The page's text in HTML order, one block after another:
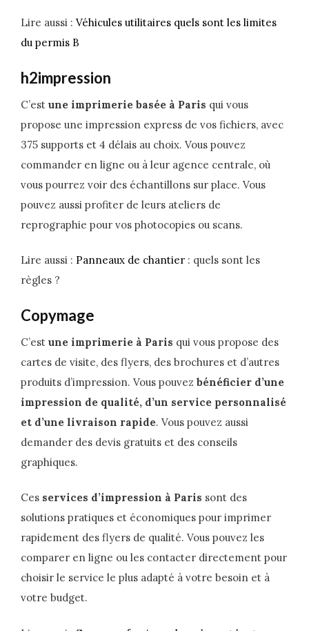
Lire aussi : Véhicules utilitaires quels sont les limites
du permis B
h2impression
C’est une imprimerie basée à Paris qui vous
propose une impression express de vos fichiers, avec
375 supports et 4 délais au choix. Vous pouvez
commander en ligne ou à leur agence centrale, où
vous pourrez voir des échantillons sur place. Vous
pouvez aussi profiter de leurs ateliers de
reprographie pour vos photocopies ou scans.
Lire aussi : Panneaux de chantier : quels sont les
règles ?
Copymage
C’est une imprimerie à Paris qui vous propose des
cartes de visite, des flyers, des brochures et d’autres
produits d’impression. Vous pouvez bénéficier d’une
impression de qualité, d’un service personnalisé
et d’une livraison rapide. Vous pouvez aussi
demander des devis gratuits et des conseils
graphiques.
Ces services d’impression à Paris sont des
solutions pratiques et économiques pour imprimer
rapidement des flyers de qualité. Vous pouvez les
comparer en ligne ou les contacter directement pour
choisir le service le plus adapté à votre besoin et à
votre budget.